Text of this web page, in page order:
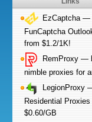
EzCaptcha —
FunCaptcha
from $1.2/1K!
RemProxy —
nimble proxies for
LegionProxy
Residential Proxies
$0.60/GB